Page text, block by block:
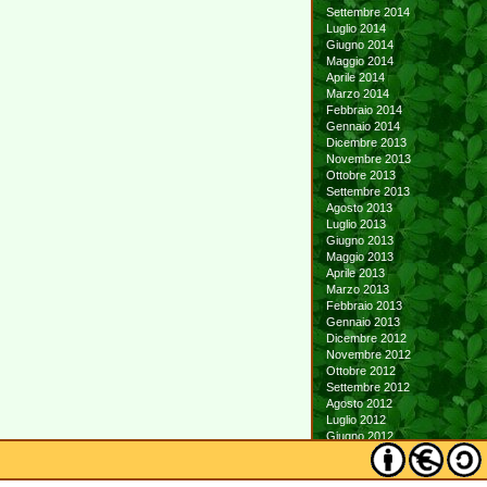
Settembre 2014
Luglio 2014
Giugno 2014
Maggio 2014
Aprile 2014
Marzo 2014
Febbraio 2014
Gennaio 2014
Dicembre 2013
Novembre 2013
Ottobre 2013
Settembre 2013
Agosto 2013
Luglio 2013
Giugno 2013
Maggio 2013
Aprile 2013
Marzo 2013
Febbraio 2013
Gennaio 2013
Dicembre 2012
Novembre 2012
Ottobre 2012
Settembre 2012
Agosto 2012
Luglio 2012
Giugno 2012
Maggio 2012
Aprile 2012